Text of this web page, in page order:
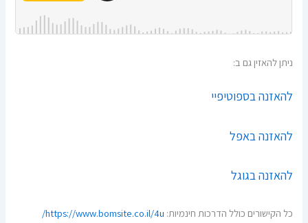
ניתן להאזין גם ב:
להאזנה בספוטיפיי
להאזנה באפל
להאזנה בגוגל
כל הקישורים כולל הדרכות חינמיות: https://www.bomsite.co.il/4u/